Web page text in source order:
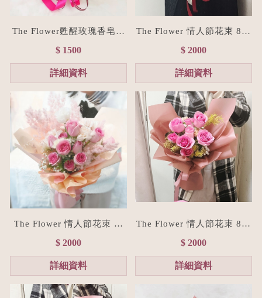
The Flower甦醒玫瑰香皂花
束(贈禮物提袋/全台宅配）
浪漫粉
$ 1500
詳細資料
The Flower 情人節花束 8朵
經典紅玫瑰花束(台北花店/
花禮訂製)
$ 2000
詳細資料
The Flower 情人節花束 粉
玫瑰花束(台北花店/花禮訂
$ 2000
詳細資料
The Flower 情人節花束 8朵
粉玫瑰花束(台北花店/花禮
訂製)
$ 2000
詳細資料